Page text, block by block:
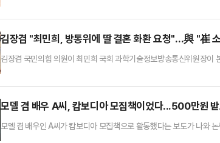
덩이에 버려진 상태로 발견됐다.캄보디아 현지 경찰은 시신 유기 등
김장겸 "최민희, 방통위에 딸 결혼 화환 요청"…與 "崔
김장겸 국민의힘 의원이 최민희 국회 과학기술정보방송통신위원장
으로부터 연락을 받았다"며 "이 전 위원장은 분명히 최민희 의원실에
모델 겸 배우 A씨, 캄보디아 모집책이었다...500만원
모델 겸 배우인 A씨가 캄보디아 모집책으로 활동했다는 보도가 나와